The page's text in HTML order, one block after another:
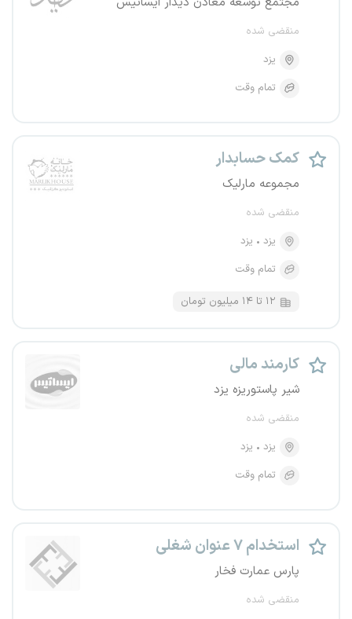
منقضی شده
یزد
تمام وقت
کمک حسابدار
مجموعه مارلیک
منقضی شده
یزد
یزد
تمام وقت
۱۲ تا ۱۴ میلیون تومان
کارمند مالی
شیر پاستوریزه یزد
منقضی شده
یزد
یزد
تمام وقت
استخدام ۷ عنوان شغلی
پارس عمارت فخار
منقضی شده